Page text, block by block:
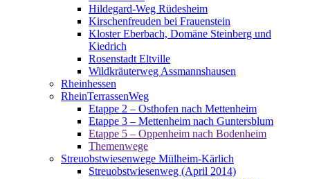
Hildegard-Weg Rüdesheim
Kirschenfreuden bei Frauenstein
Kloster Eberbach, Domäne Steinberg und
Kiedrich
Rosenstadt Eltville
Wildkräuterweg Assmannshausen
Rheinhessen
RheinTerrassenWeg
Etappe 2 – Osthofen nach Mettenheim
Etappe 3 – Mettenheim nach Guntersblum
Etappe 5 – Oppenheim nach Bodenheim
Themenwege
Streuobstwiesenwege Mülheim-Kärlich
Streuobstwiesenweg (April 2014)